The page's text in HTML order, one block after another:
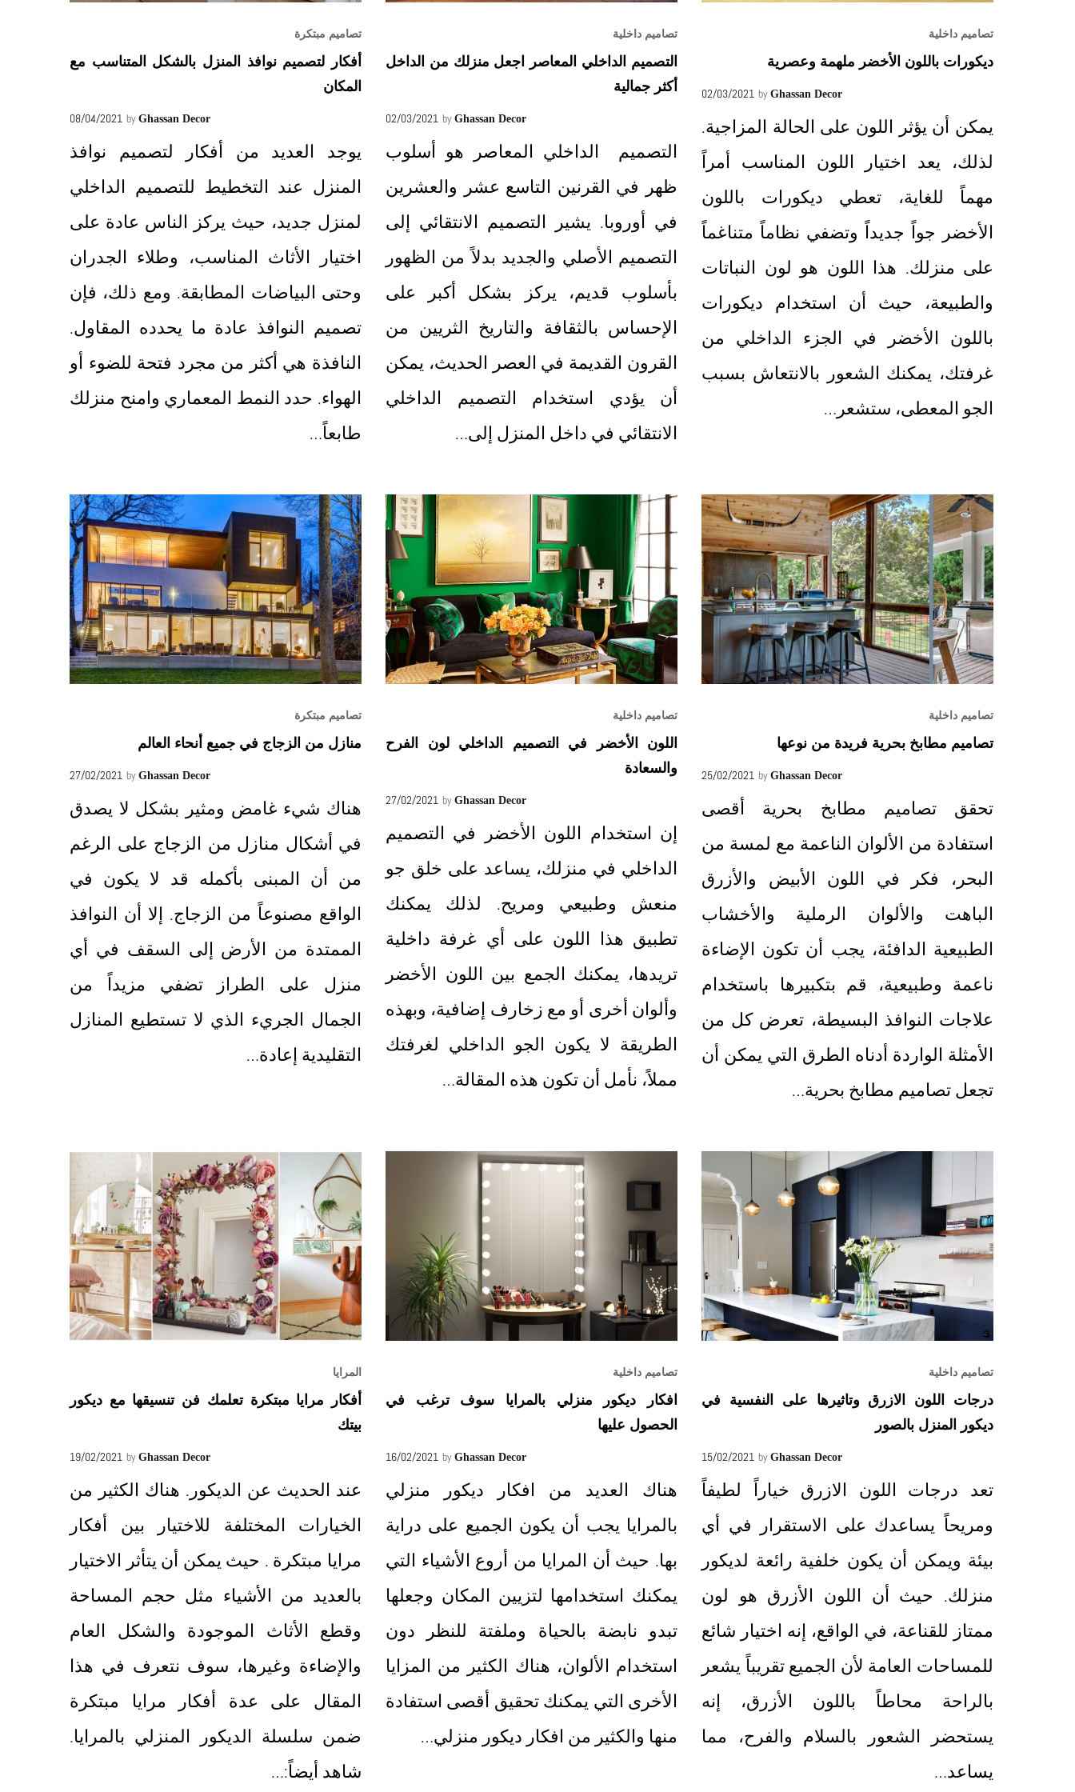
تصاميم مبتكرة
أفكار لتصميم نوافذ المنزل بالشكل المتناسب مع
المكان
08/04/2021 by Ghassan Decor
يوجد العديد من أفكار لتصميم نوافذ
المنزل عند التخطيط للتصميم الداخلي
لمنزل جديد، حيث يركز الناس عادة على
اختيار الأثاث المناسب، وطلاء الجدران
وحتى البياضات المطابقة. ومع ذلك، فإن
تصميم النوافذ عادة ما يحدده المقاول.
النافذة هي أكثر من مجرد فتحة للضوء أو
الهواء. حدد النمط المعماري وامنح منزلك
طابعاً…
تصاميم داخلية
التصميم الداخلي المعاصر اجعل منزلك من الداخل
أكثر جمالية
02/03/2021 by Ghassan Decor
التصميم الداخلي المعاصر هو أسلوب
ظهر في القرنين التاسع عشر والعشرين
في أوروبا. يشير التصميم الانتقائي إلى
التصميم الأصلي والجديد بدلاً من الظهور
بأسلوب قديم، يركز بشكل أكبر على
الإحساس بالثقافة والتاريخ الثريين من
القرون القديمة في العصر الحديث، يمكن
أن يؤدي استخدام التصميم الداخلي
الانتقائي في داخل المنزل إلى…
تصاميم داخلية
ديكورات باللون الأخضر ملهمة وعصرية
02/03/2021 by Ghassan Decor
يمكن أن يؤثر اللون على الحالة المزاجية.
لذلك، يعد اختيار اللون المناسب أمراً
مهماً للغاية، تعطي ديكورات باللون
الأخضر جواً جديداً وتضفي نظاماً متناغماً
على منزلك. هذا اللون هو لون النباتات
والطبيعة، حيث أن استخدام ديكورات
باللون الأخضر في الجزء الداخلي من
غرفتك، يمكنك الشعور بالانتعاش بسبب
الجو المعطى، ستشعر…
تصاميم مبتكرة
منازل من الزجاج في جميع أنحاء العالم
27/02/2021 by Ghassan Decor
هناك شيء غامض ومثير بشكل لا يصدق
في أشكال منازل من الزجاج على الرغم
من أن المبنى بأكمله قد لا يكون في
الواقع مصنوعاً من الزجاج. إلا أن النوافذ
الممتدة من الأرض إلى السقف في أي
منزل على الطراز تضفي مزيداً من
الجمال الجريء الذي لا تستطيع المنازل
التقليدية إعادة…
تصاميم داخلية
اللون الأخضر في التصميم الداخلي لون الفرح
والسعادة
27/02/2021 by Ghassan Decor
إن استخدام اللون الأخضر في التصميم
الداخلي في منزلك، يساعد على خلق جو
منعش وطبيعي ومريح. لذلك يمكنك
تطبيق هذا اللون على أي غرفة داخلية
تريدها، يمكنك الجمع بين اللون الأخضر
وألوان أخرى أو مع زخارف إضافية، وبهذه
الطريقة لا يكون الجو الداخلي لغرفتك
مملاً، نأمل أن تكون هذه المقالة…
تصاميم داخلية
تصاميم مطابخ بحرية فريدة من نوعها
25/02/2021 by Ghassan Decor
تحقق تصاميم مطابخ بحرية أقصى
استفادة من الألوان الناعمة مع لمسة من
البحر، فكر في اللون الأبيض والأزرق
الباهت والألوان الرملية والأخشاب
الطبيعية الدافئة، يجب أن تكون الإضاءة
ناعمة وطبيعية، قم بتكبيرها باستخدام
علاجات النوافذ البسيطة، تعرض كل من
الأمثلة الواردة أدناه الطرق التي يمكن أن
تجعل تصاميم مطابخ بحرية…
المرايا
أفكار مرايا مبتكرة تعلمك فن تنسيقها مع ديكور
بيتك
19/02/2021 by Ghassan Decor
عند الحديث عن الديكور. هناك الكثير من
الخيارات المختلفة للاختيار بين أفكار
مرايا مبتكرة . حيث يمكن أن يتأثر الاختيار
بالعديد من الأشياء مثل حجم المساحة
وقطع الأثاث الموجودة والشكل العام
والإضاءة وغيرها، سوف نتعرف في هذا
المقال على عدة أفكار مرايا مبتكرة
ضمن سلسلة الديكور المنزلي بالمرايا.
شاهد أيضاً:…
تصاميم داخلية
افكار ديكور منزلي بالمرايا سوف ترغب في
الحصول عليها
16/02/2021 by Ghassan Decor
هناك العديد من افكار ديكور منزلي
بالمرايا يجب أن يكون الجميع على دراية
بها. حيث أن المرايا من أروع الأشياء التي
يمكنك استخدامها لتزيين المكان وجعلها
تبدو نابضة بالحياة وملفتة للنظر دون
استخدام الألوان، هناك الكثير من المزايا
الأخرى التي يمكنك تحقيق أقصى استفادة
منها والكثير من افكار ديكور منزلي…
تصاميم داخلية
درجات اللون الازرق وتاثيرها على النفسية في
ديكور المنزل بالصور
15/02/2021 by Ghassan Decor
تعد درجات اللون الازرق خياراً لطيفاً
ومريحاً يساعدك على الاستقرار في أي
بيئة ويمكن أن يكون خلفية رائعة لديكور
منزلك. حيث أن اللون الأزرق هو لون
ممتاز للقناعة، في الواقع، إنه اختيار شائع
للمساحات العامة لأن الجميع تقريباً يشعر
بالراحة محاطاً باللون الأزرق، إنه
يستحضر الشعور بالسلام والفرح، مما
يساعد…